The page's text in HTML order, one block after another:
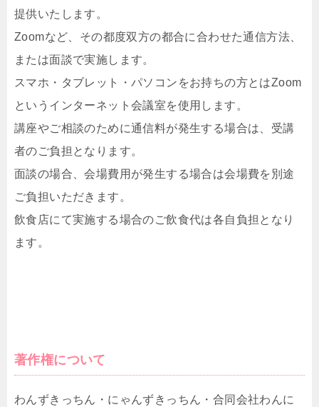
提供いたします。
Zoomなど、その都度双方の都合に合わせた通信方法、
または面談で実施します。
スマホ・タブレット・パソコンをお持ちの方とはZoom
というインターネット会議室を使用します。
講座やご相談のために通信料が発生する場合は、受講
者のご負担となります。
面談の場合、会場費用が発生する場合は会場費を別途
ご負担いただきます。
飲食店にて実施する場合のご飲食代は各自負担となり
ます。
著作権について
わんずきっちん・にゃんずきっちん・合同会社わんに